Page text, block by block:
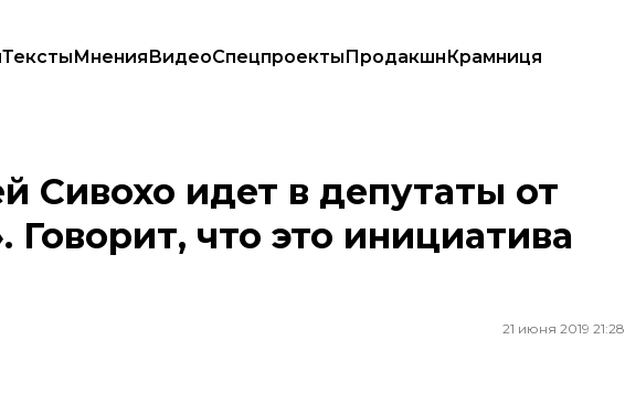
ТекстыМненияВидеоСпецпроектыПродакшнКрамниця
народа». Говорит, что это инициатива Зеленского
Сивохо идет в депутаты от
Говорит, что это инициатива
21 июня 2019 21:28